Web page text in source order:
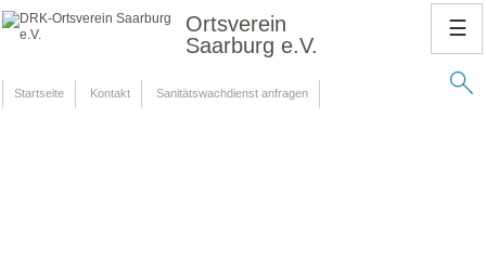
Ortsverein
Saarburg e.V.
Startseite Kontakt Sanitätswachdienst anfragen
☰